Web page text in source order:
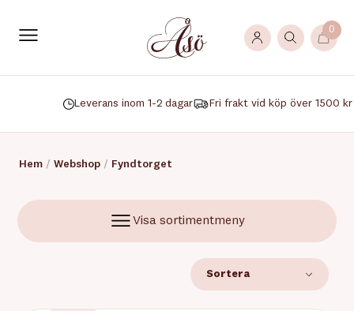
0
Leverans inom 1-2 dagar Fri frakt vid köp över 1500 kr
Hem / Webshop / Fyndtorget
Visa sortimentmeny
Sortera